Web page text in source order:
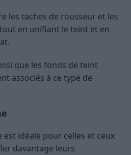
les taches de rousseur et les
en unifiant le teint et en
que les fonds de teint
associés à ce type de
est idéale pour celles et ceux
davantage leurs